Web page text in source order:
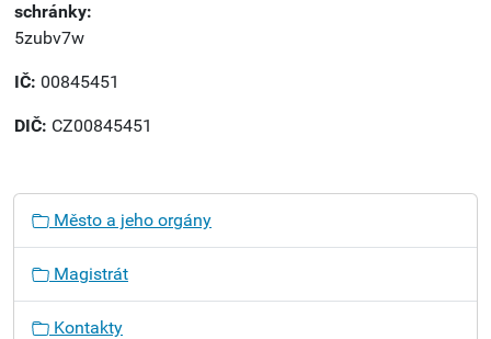
schránky:
5zubv7w
IČ: 00845451
DIČ: CZ00845451
Město a jeho orgány
Magistrát
Kontakty